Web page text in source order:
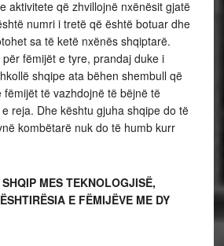
aktivitete që zhvillojnë nxënësit gjatë
numri i tretë që është botuar dhe
sa të ketë nxënës shqiptarë.
fëmijët e tyre, prandaj duke i
shqipe ata bëhen shembull që
të vazhdojnë të bëjnë të
reja. Dhe kështu gjuha shqipe do të
kombëtarë nuk do të humb kurr
MES TEKNOLOGJISË,
E FËMIJËVE ME DY